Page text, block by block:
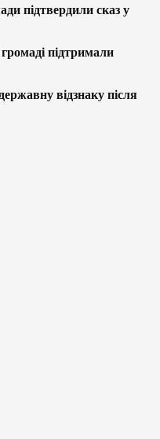
підтвердили сказ у
громаді підтримали
відзнаку після